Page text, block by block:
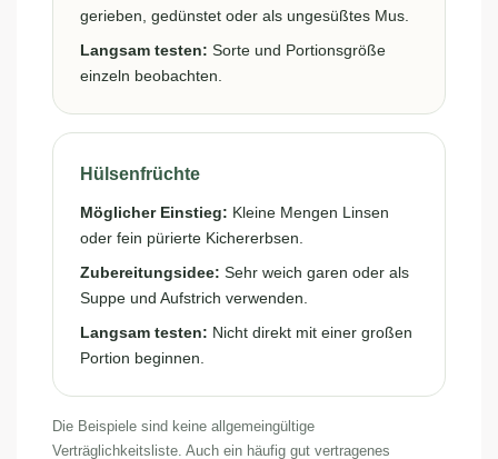
gerieben, gedünstet oder als ungesüßtes Mus.
Langsam testen: Sorte und Portionsgröße
einzeln beobachten.
Hülsenfrüchte
Möglicher Einstieg: Kleine Mengen Linsen
oder fein pürierte Kichererbsen.
Zubereitungsidee: Sehr weich garen oder als
Suppe und Aufstrich verwenden.
Langsam testen: Nicht direkt mit einer großen
Portion beginnen.
Die Beispiele sind keine allgemeingültige
Verträglichkeitsliste. Auch ein häufig gut vertragenes